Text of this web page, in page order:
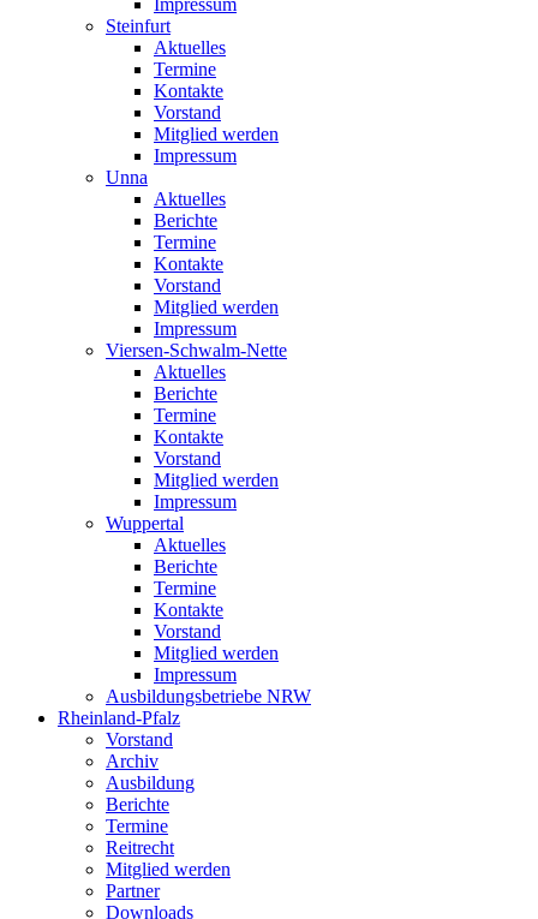
Impressum
Steinfurt
Aktuelles
Termine
Kontakte
Vorstand
Mitglied werden
Impressum
Unna
Aktuelles
Berichte
Termine
Kontakte
Vorstand
Mitglied werden
Impressum
Viersen-Schwalm-Nette
Aktuelles
Berichte
Termine
Kontakte
Vorstand
Mitglied werden
Impressum
Wuppertal
Aktuelles
Berichte
Termine
Kontakte
Vorstand
Mitglied werden
Impressum
Ausbildungsbetriebe NRW
Rheinland-Pfalz
Vorstand
Archiv
Ausbildung
Berichte
Termine
Reitrecht
Mitglied werden
Partner
Downloads